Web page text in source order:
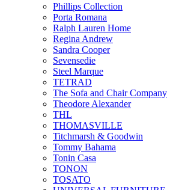
Phillips Collection
Porta Romana
Ralph Lauren Home
Regina Andrew
Sandra Cooper
Sevensedie
Steel Marque
TETRAD
The Sofa and Chair Company
Theodore Alexander
THL
THOMASVILLE
Titchmarsh & Goodwin
Tommy Bahama
Tonin Casa
TONON
TOSATO